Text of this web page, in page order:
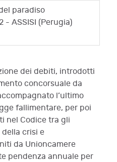
paradiso
- ASSISI (Perugia)
dei debiti, introdotti
concorsuale da
l’ultimo
fallimentare, per poi
nel Codice tra gli
crisi e
da Unioncamere
pendenza annuale per